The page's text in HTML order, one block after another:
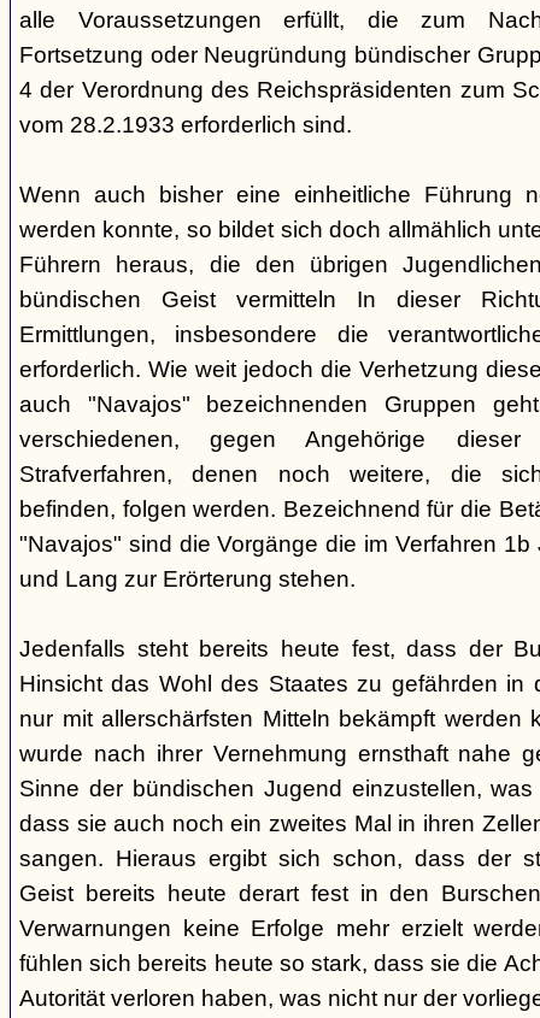
alle Voraussetzungen erfüllt, die zum
Fortsetzung oder Neugründung bündischer
4 der Verordnung des Reichspräsidenten zum
vom 28.2.1933 erforderlich sind.
Wenn auch bisher eine einheitliche Führung
werden konnte, so bildet sich doch allmählich
Führern heraus, die den übrigen
bündischen Geist vermitteln In dieser
Ermittlungen, insbesondere die
erforderlich. Wie weit jedoch die Verhetzung
auch "Navajos" bezeichnenden Gruppen
verschiedenen, gegen Angehörige dieser
Strafverfahren, denen noch weitere, die
befinden, folgen werden. Bezeichnend für die
"Navajos" sind die Vorgänge die im Verfahren
und Lang zur Erörterung stehen.
Jedenfalls steht bereits heute fest, dass der
Hinsicht das Wohl des Staates zu gefährden in
nur mit allerschärfsten Mitteln bekämpft werden
wurde nach ihrer Vernehmung ernsthaft nahe
Sinne der bündischen Jugend einzustellen,
dass sie auch noch ein zweites Mal in ihren
sangen. Hieraus ergibt sich schon, dass der
Geist bereits heute derart fest in den
Verwarnungen keine Erfolge mehr erzielt
fühlen sich bereits heute so stark, dass sie die
Autorität verloren haben, was nicht nur der